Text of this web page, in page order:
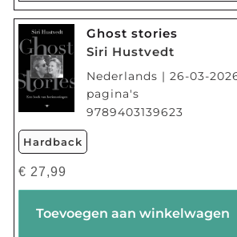
Ghost stories
Siri Hustvedt
Nederlands | 26-03-
pagina's
9789403139623
Hardback
€ 27,99
Toevoegen aan winkelwagen